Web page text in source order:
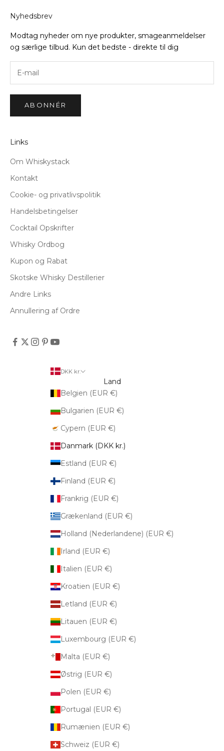
Nyhedsbrev
Modtag nyheder om nye produkter, smageanmeldelser
og særlige tilbud. Kun det bedste - direkte til dig
ABONNÉR
Links
Om Whiskystack
Kontakt
Cookie- og privatlivspolitik
Handelsbetingelser
Cocktail Opskrifter
Whisky Ordbog
Kupon og Rabat
Skotske Whisky Destillerier
Andre Links
Annullering af Ordre
DKK kr.
Land
Belgien (EUR €)
Bulgarien (EUR €)
Cypern (EUR €)
Danmark (DKK kr.)
Estland (EUR €)
Finland (EUR €)
Frankrig (EUR €)
Grækenland (EUR €)
Holland (Nederlandene) (EUR €)
Irland (EUR €)
Italien (EUR €)
Kroatien (EUR €)
Letland (EUR €)
Litauen (EUR €)
Luxembourg (EUR €)
Malta (EUR €)
Østrig (EUR €)
Polen (EUR €)
Portugal (EUR €)
Rumænien (EUR €)
Schweiz (EUR €)